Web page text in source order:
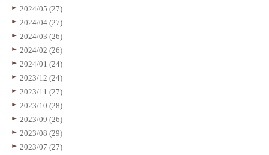
2024/05 (27)
2024/04 (27)
2024/03 (26)
2024/02 (26)
2024/01 (24)
2023/12 (24)
2023/11 (27)
2023/10 (28)
2023/09 (26)
2023/08 (29)
2023/07 (27)